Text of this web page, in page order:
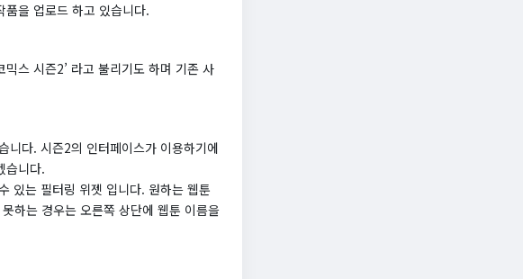
을 업로드 하고 있습니다.
스 시즌2’ 라고 불리기도 하며 기존 사
니다. 시즌2의 인터페이스가 이용하기에
습니다.
있는 필터링 위젯 입니다. 원하는 웹툰
하는 경우는 오른쪽 상단에 웹툰 이름을